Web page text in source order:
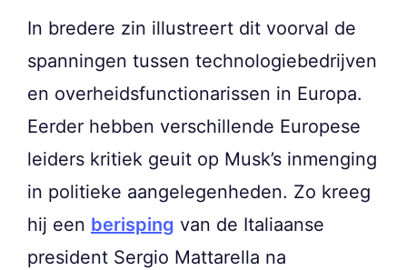
In bredere zin illustreert dit voorval de
spanningen tussen technologiebedrijven
en overheidsfunctionarissen in Europa.
Eerder hebben verschillende Europese
leiders kritiek geuit op Musk’s inmenging
in politieke aangelegenheden. Zo kreeg
hij een berisping van de Italiaanse
president Sergio Mattarella na